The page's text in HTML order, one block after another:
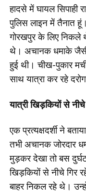
हादसे में घायल सिपाही
पुलिस लाइन में तैनात
गोरखपुर के लिए निकले
थे। अचानक धमाके
हुई थी। चीख-पुकार
साथ यात्रा कर रहे
यात्री खिड़कियों से
एक प्रत्यक्षदर्शी ने
तभी अचानक जोरदार
मुड़कर देखा तो बस
खिड़कियों से नीचे गिर
बाहर निकल रहे थे।